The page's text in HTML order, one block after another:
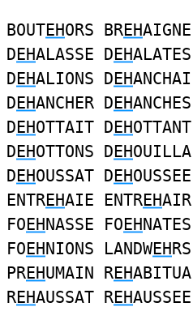
EHORS BREH
DEHALASSE DEH
DEHALIONS DEH
DEHANCHER DEH
DEHOTTAIT DEH
EHOTTONS DEH
DEHOUSSAT DEH
ENTREHAIE ENTREH
FOEHNASSE FOEH
FOEHNIONS LANDWEH
PREHUMAIN REH
REHAUSSAT REH